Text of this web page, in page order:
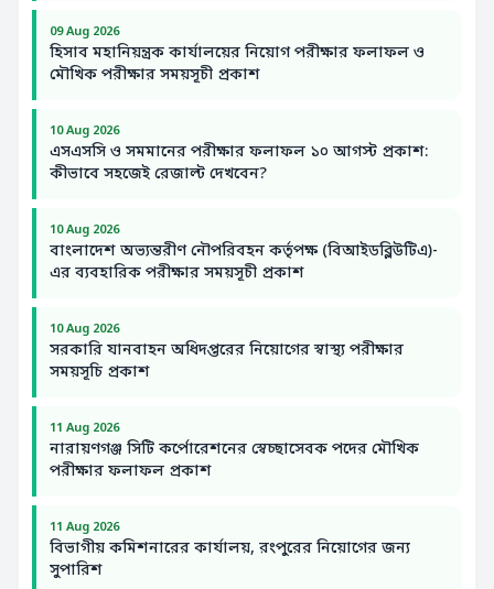
09 Aug 2026
হিসাব মহানিয়ন্ত্রক কার্যালয়ের নিয়োগ পরীক্ষার ফলাফল ও
মৌখিক পরীক্ষার সময়সূচী প্রকাশ
10 Aug 2026
এসএসসি ও সমমানের পরীক্ষার ফলাফল ১০ আগস্ট প্রকাশ:
কীভাবে সহজেই রেজাল্ট দেখবেন?
10 Aug 2026
বাংলাদেশ অভ্যন্তরীণ নৌপরিবহন কর্তৃপক্ষ (বিআইডব্লিউটিএ)-
এর ব্যবহারিক পরীক্ষার সময়সূচী প্রকাশ
10 Aug 2026
সরকারি যানবাহন অধিদপ্তরের নিয়োগের স্বাস্থ্য পরীক্ষার
সময়সূচি প্রকাশ
11 Aug 2026
নারায়ণগঞ্জ সিটি কর্পোরেশনের স্বেচ্ছাসেবক পদের মৌখিক
পরীক্ষার ফলাফল প্রকাশ
11 Aug 2026
বিভাগীয় কমিশনারের কার্যালয়, রংপুরের নিয়োগের জন্য
সুপারিশ